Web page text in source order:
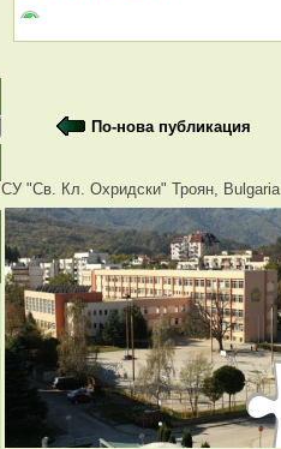
По-нова публикация
СУ "Св. Кл. Охридски" Троян, Bulgaria